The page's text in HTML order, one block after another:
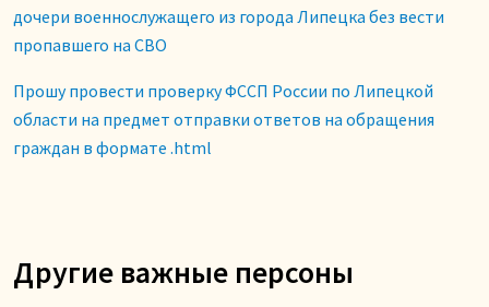
дочери военнослужащего из города Липецка без вести
пропавшего на СВО
Прошу провести проверку ФССП России по Липецкой
области на предмет отправки ответов на обращения
граждан в формате .html
Другие важные персоны